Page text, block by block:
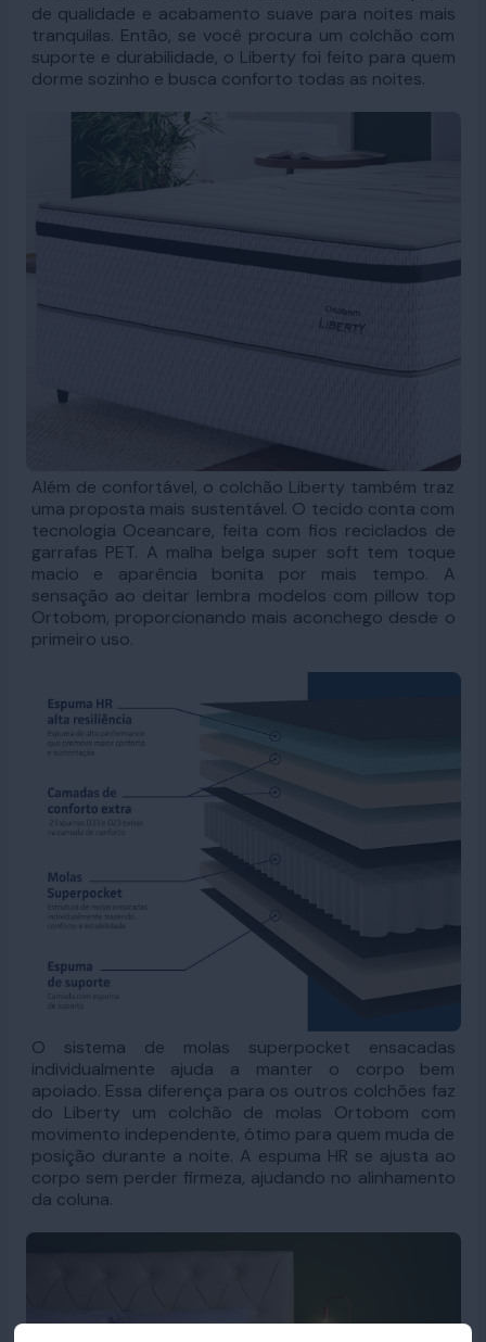
de qualidade e acabamento suave para noites mais
tranquilas. Então, se você procura um colchão com
suporte e durabilidade, o Liberty foi feito para quem
dorme sozinho e busca conforto todas as noites.
Além de confortável, o colchão Liberty também traz
uma proposta mais sustentável. O tecido conta com
tecnologia Oceancare, feita com fios reciclados de
garrafas PET. A malha belga super soft tem toque
macio e aparência bonita por mais tempo. A
sensação ao deitar lembra modelos com pillow top
Ortobom, proporcionando mais aconchego desde o
primeiro uso.
O sistema de molas superpocket ensacadas
individualmente ajuda a manter o corpo bem
apoiado. Essa diferença para os outros colchões faz
do Liberty um colchão de molas Ortobom com
movimento independente, ótimo para quem muda de
posição durante a noite. A espuma HR se ajusta ao
corpo sem perder firmeza, ajudando no alinhamento
da coluna.